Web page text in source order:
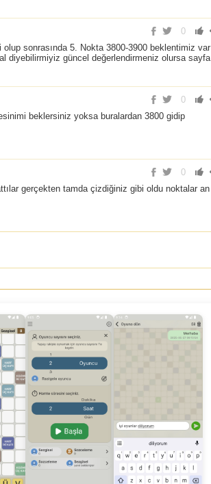
0
sonrasında 5. Nokta 3800-3900 beklentimiz var
diyebilirmiyiz güncel değerlendirmeniz olursa sayfa
0
beklersiniz yoksa buralardan 3800 gidip
0
gerçekten tamda çizdiğiniz gibi oldu noktalar an